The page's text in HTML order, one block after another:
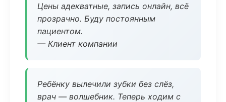
Цены адекватные, запись онлайн, всё
прозрачно. Буду постоянным
пациентом.
— Клиент компании
Ребёнку вылечили зубки без слёз,
врач — волшебник. Теперь ходим с